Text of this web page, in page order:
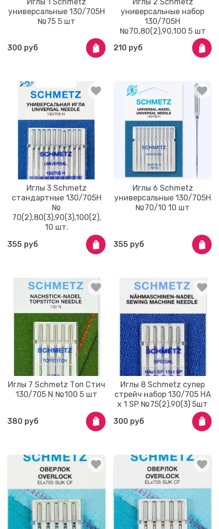
универсальные 130/705H
№75 5 шт
300 руб
универсальные набор
130/705H
№70,80(2),90,100 5 шт
210 руб
Иглы 3 Schmetz
стандартные 130/705H
№
70(2),80(3),90(3),100(2),
10 шт.
355 руб
Иглы 6 Schmetz
универсальные 130/705H
№70/10 10 шт
355 руб
Иглы 7 Schmetz Топ Стич
130/705 N №100 5 шт
380 руб
Иглы 8 Schmetz супер
стрейч набор 130/705 HA
x 1 SP №75(2),90(3) 5шт
300 руб